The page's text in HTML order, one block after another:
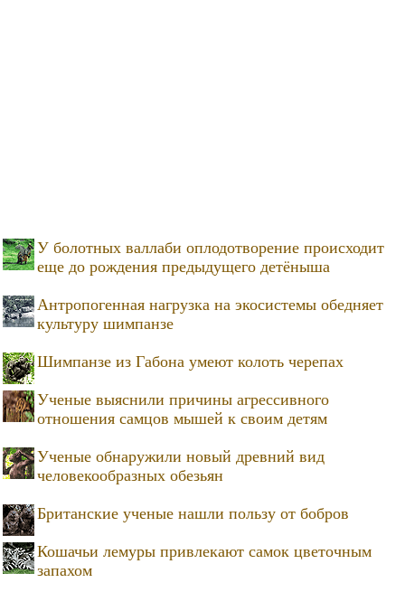
У болотных валлаби оплодотворение происходит
еще до рождения предыдущего детёныша
Антропогенная нагрузка на экосистемы обедняет
культуру шимпанзе
Шимпанзе из Габона умеют колоть черепах
Ученые выяснили причины агрессивного
отношения самцов мышей к своим детям
Ученые обнаружили новый древний вид
человекообразных обезьян
Британские ученые нашли пользу от бобров
Кошачьи лемуры привлекают самок цветочным
запахом